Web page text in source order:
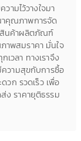
ามไว้วางใจมา
คุณภาพการจัด
นค้าผลิตภัณฑ์
พสมราคา มั่นใจ
วลา ทางเราจึง
ความสุขกับการซื้อ
ก รวดเร็ว เพื่อ
ง ราคายุติธรรม